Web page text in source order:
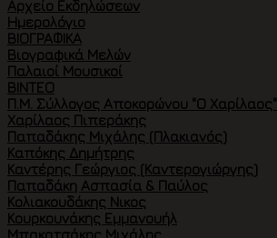
Αρχείο Εκδηλώσεων
Ημερολόγιο
ΒΙΟΓΡΑΦΙΚΆ
Βιογραφικά Μελών
Παλαιοί Μουσικοί
ΒΙΝΤΕΟ
Π.Μ. Σύλλογος Αποκορώνου "Ο Χαρίλαος"
Χαρίλαος Πιπεράκης
Παπαδάκης Μιχάλης (Πλακιανός)
Καπόκης Δημήτρης
Καντέρης Γεώργιος (Καντερογιώργης)
Παπαδάκη Ασπασία & Παύλος
Κολιακουδάκης Νικος
Κουρκουνάκης Εμμανουήλ
Μπακατσάκης Μιχάλης